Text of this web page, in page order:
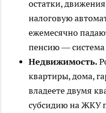
остатки,
налоговую
ежемесячно
пенсию — система
Недвижимость.
квартиры, дома,
владеете двумя
субсидию на ЖКУ